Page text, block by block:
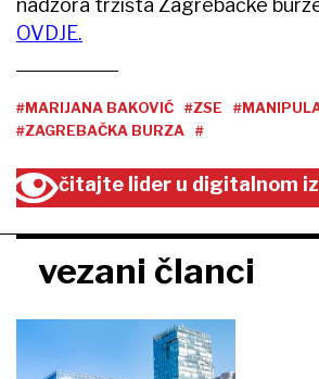
OVDJE.
#MARIJANA BAKOVIĆ #ZSE
#ZAGREBAČKA BURZA
#
čitajte lider u digitalnom
vezani članci